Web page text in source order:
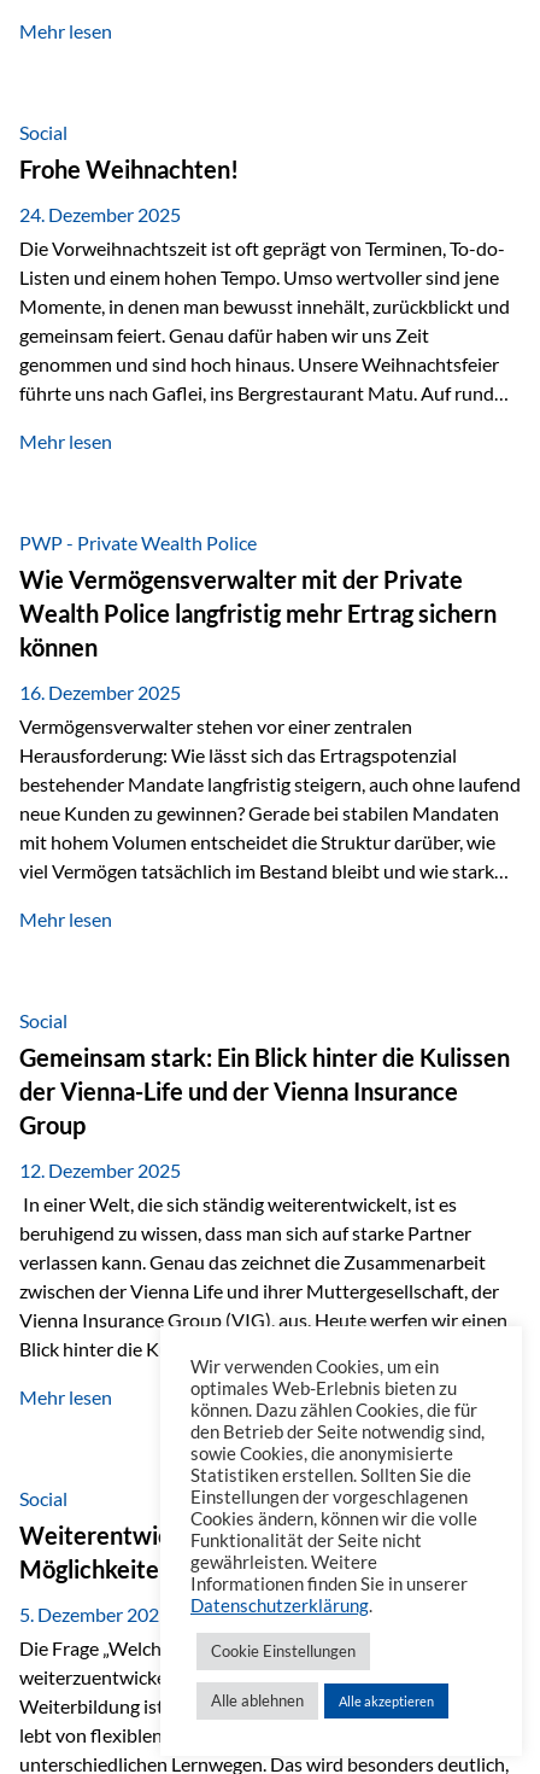
Veranstaltungen wie der Schnifisschnauf, aber auch unsere
starkes Miteinander ist. Neben diesen gemeinsamen
Erlebnissen konnten wir…
Mehr lesen
Social
Frohe Weihnachten!
24. Dezember 2025
Die Vorweihnachtszeit ist oft geprägt von Terminen, To-do-
Listen und einem hohen Tempo. Umso wertvoller sind jene
Momente, in denen man bewusst innehält, zurückblickt und
gemeinsam feiert. Genau dafür haben wir uns Zeit
genommen und sind hoch hinaus. Unsere Weihnachtsfeier
führte uns nach Gaflei, ins Bergrestaurant Matu. Auf rund
beeindruckendes Panorama, sondern auch etwas, das im
verschneiter Landschaft, bei feinem Essen, guter Musik und
einer entspannten…
Mehr lesen
PWP - Private Wealth Police
Wie Vermögensverwalter mit der Private
Wealth Police langfristig mehr Ertrag sichern
können
16. Dezember 2025
Vermögensverwalter stehen vor einer zentralen
Herausforderung: Wie lässt sich das Ertragspotenzial
bestehender Mandate langfristig steigern, auch ohne laufend
neue Kunden zu gewinnen? Gerade bei stabilen Mandaten
mit hohem Volumen entscheidet die Struktur darüber, wie
viel Vermögen tatsächlich im Bestand bleibt und wie stark
Beispiel verdeutlicht diese Wirkung besonders deutlich.
hinzukommen, spielt nicht nur die Rendite eine Rolle. Auch
steuerliche Effekte haben einen erheblichen Einfluss auf…
Mehr lesen
Social
Gemeinsam stark: Ein Blick hinter die Kulissen
der Vienna-Life und der Vienna Insurance
Group
12. Dezember 2025
In einer Welt, die sich ständig weiterentwickelt, ist es
beruhigend zu wissen, dass man sich auf starke Partner
verlassen kann. Genau das zeichnet die Zusammenarbeit
zwischen der Vienna Life und ihrer Muttergesellschaft, der
Vienna Insurance Group (VIG), aus. Heute werfen wir einen
Blick hinter die Kulissen auf eine Unternehmensgruppe mit
beeindruckender Geschichte, gewachsenem Know-how und
einem stabilen Fundament. Ein starkes Netzwerk in ganz
Europa Die Vienna Insurance Group ist die führende
Versicherungsgruppe in Zentral- und Osteuropa. Mit über
50 Versicherungsgesellschaften in insgesamt 30 Ländern
verbindet sie regionale Stärke mit internationaler
Kompetenz.
Mehr lesen
Social
Weiterentwicklung im Berufsalltag: Welche
Möglichkeiten es gibt
5. Dezember 2025
Die Frage „Welche Möglichkeiten gibt es, sich
weiterzuentwickeln?“ lässt sich heute vielseitig beantworten.
Weiterbildung ist längst kein starrer Prozess mehr, sondern
lebt von flexiblen Formaten, individuellen Bedürfnissen und
unterschiedlichen Lernwegen. Das wird besonders deutlich,
Wir verwenden Cookies, um ein
optimales Web-Erlebnis bieten zu
können. Dazu zählen Cookies, die für
den Betrieb der Seite notwendig sind,
sowie Cookies, die anonymisierte
Statistiken erstellen. Sollten Sie die
Einstellungen der vorgeschlagenen
Cookies ändern, können wir die volle
Funktionalität der Seite nicht
gewährleisten. Weitere
Informationen finden Sie in unserer
Datenschutzerklärung.
Cookie Einstellungen
Alle ablehnen Alle akzeptieren